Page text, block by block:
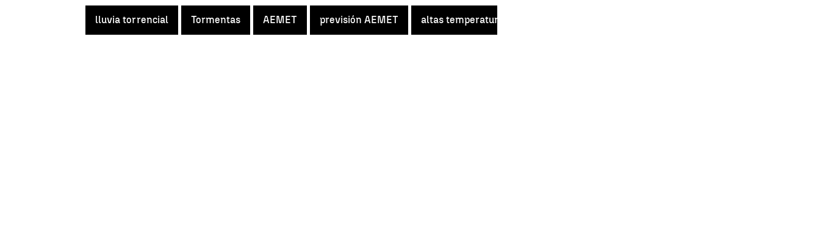
lluvia torrencial Tormentas AEMET previsión AEMET altas temperaturas